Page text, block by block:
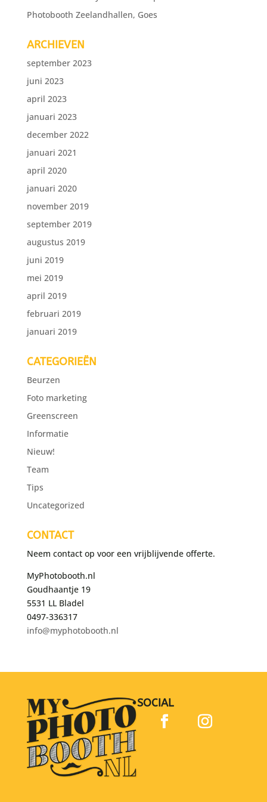
Photobooth Zeelandhallen, Goes
ARCHIEVEN
september 2023
juni 2023
april 2023
januari 2023
december 2022
januari 2021
april 2020
januari 2020
november 2019
september 2019
augustus 2019
juni 2019
mei 2019
april 2019
februari 2019
januari 2019
CATEGORIEËN
Beurzen
Foto marketing
Greenscreen
Informatie
Nieuw!
Team
Tips
Uncategorized
CONTACT
Neem contact op voor een vrijblijvende offerte.
MyPhotobooth.nl
Goudhaantje 19
5531 LL Bladel
0497-336317
info@myphotobooth.nl
SOCIAL